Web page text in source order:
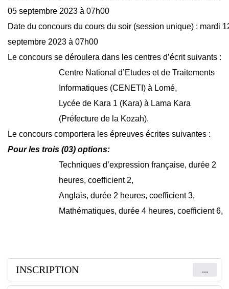
05 septembre 2023 à 07h00
Date du concours du cours du soir (session unique) : mardi
septembre 2023 à 07h00
Le concours se déroulera dans les centres d’écrit suivants :
Centre National d’Etudes et de Traitements
Informatiques (CENETI) à Lomé,
Lycée de Kara 1 (Kara) à Lama Kara
(Préfecture de la Kozah).
Le concours comportera les épreuves écrites suivantes :
Pour les trois (03) options:
Techniques d’expression française, durée 2
heures, coefficient 2,
Anglais, durée 2 heures, coefficient 3,
Mathématiques, durée 4 heures, coefficient 6,
INSCRIPTION ...